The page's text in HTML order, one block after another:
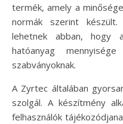
termék, amely a
normák szerint
lehetnek abban, hogy
hatóanyag
szabványoknak.
A Zyrtec általában
szolgál. A készítmény
felhasználók